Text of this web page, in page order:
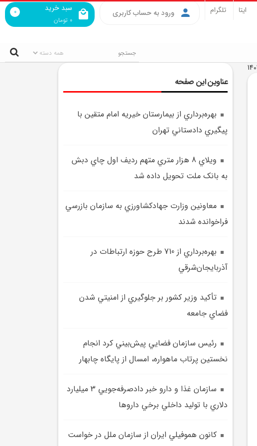
سبد خرید
0 تومان
0 ورود به حساب کاربری ایتا تلگرام
عناوین این صفحه
بهره‌برداري از بيمارستان خيريه امام متقين با
پيگيري دادستاني تهران
ويلاي 8 هزار متري متهم رديف اول چاي دبش
به بانک ملت تحويل داده شد
معاونين وزارت جهادکشاورزي به سازمان بازرسي
فراخوانده شدند
بهره‌برداري از 710 طرح حوزه ارتباطات در
آذربايجان‌شرقي
تأکيد وزير کشور بر جلوگيري از امنيتي شدن
فضاي جامعه
رئيس سازمان فضايي پيش‌بيني کرد انجام
نخستين پرتاب ماهواره، امسال از پايگاه چابهار
سازمان غذا و دارو خبر دادصرفه‌جويي 3 ميليارد
دلاري با توليد داخلي برخي داروها
کانون هموفيلي ايران از سازمان ملل در خواست